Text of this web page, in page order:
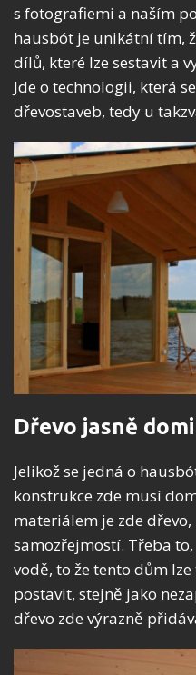
s fotografiemi a naším
hausbót je unikátní tím,
dílů, které lze sestavit a
Jde o technologii, která
dřevostaveb, tedy u
Dřevo jasně
Jelikož se jedná o
konstrukce zde musí
materiálem je zde
samozřejmostí. Třeba
vodě, to že tento dům
postavit, stejně jako
dřevo zde výrazně